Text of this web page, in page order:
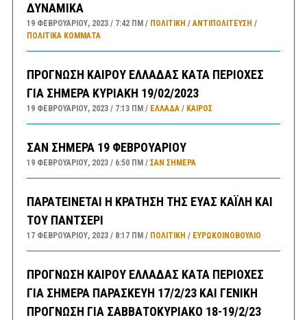
ΔΥΝΑΜΙΚΑ
19 ΦΕΒΡΟΥΑΡΊΟΥ, 2023 7:42 ΠΜ ΠΟΛΙΤΙΚΗ /ΑΝΤΙΠΟΛΊΤΕΥΣΗ /
ΠΟΛΙΤΙΚΆ ΚΌΜΜΑΤΑ
ΠΡΟΓΝΩΣΗ ΚΑΙΡΟΥ ΕΛΛΑΔΑΣ ΚΑΤΑ ΠΕΡΙΟΧΕΣ
ΓΙΑ ΣΗΜΕΡΑ ΚΥΡΙΑΚΗ 19/02/2023
19 ΦΕΒΡΟΥΑΡΊΟΥ, 2023 7:13 ΠΜ ΕΛΛΑΔA/ ΚΑΙΡΌΣ
ΣΑΝ ΣΗΜΕΡΑ 19 ΦΕΒΡΟΥΑΡΙΟΥ
19 ΦΕΒΡΟΥΑΡΊΟΥ, 2023 6:50 ΠΜ ΣΑΝ ΣΉΜΕΡΑ
ΠΑΡΑΤΕΙΝΕΤΑΙ Η ΚΡΑΤΗΣΗ ΤΗΣ ΕΥΑΣ ΚΑΪΛΗ ΚΑΙ
ΤΟΥ ΠΑΝΤΣΕΡΙ
17 ΦΕΒΡΟΥΑΡΊΟΥ, 2023 8:17 ΠΜ ΠΟΛΙΤΙΚΗ / ΕΥΡΩΚΟΙΝΟΒΟΥΛΙΟ
ΠΡΟΓΝΩΣΗ ΚΑΙΡΟΥ ΕΛΛΑΔΑΣ ΚΑΤΑ ΠΕΡΙΟΧΕΣ
ΓΙΑ ΣΗΜΕΡΑ ΠΑΡΑΣΚΕΥΗ 17/2/23 ΚΑΙ ΓΕΝΙΚΗ
ΠΡΟΓΝΩΣΗ ΓΙΑ ΣΑΒΒΑΤΟΚΥΡΙΑΚΟ 18-19/2/23